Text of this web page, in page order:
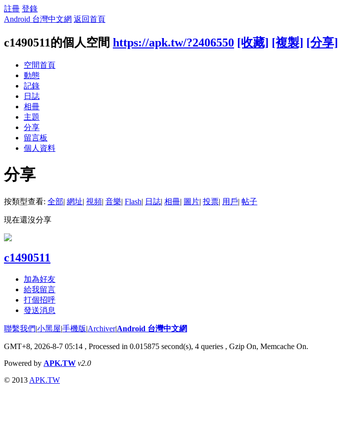
註冊 登錄
Android 台灣中文網 返回首頁
c1490511的個人空間 https://apk.tw/?2406550 [收藏] [複製] [分享]
空間首頁
動態
記錄
日誌
相冊
主題
分享
留言板
個人資料
分享
按類型查看: 全部| 網址| 視頻| 音樂| Flash| 日誌| 相冊| 圖片| 投票| 用戶| 帖子
現在還沒分享
c1490511
加為好友
給我留言
打個招呼
發送消息
聯繫我們|小黑屋|手機版|Archiver|Android 台灣中文網
GMT+8, 2026-8-7 05:14 , Processed in 0.015875 second(s), 4 queries , Gzip On, Memcache On.
Powered by APK.TW v2.0
© 2013 APK.TW